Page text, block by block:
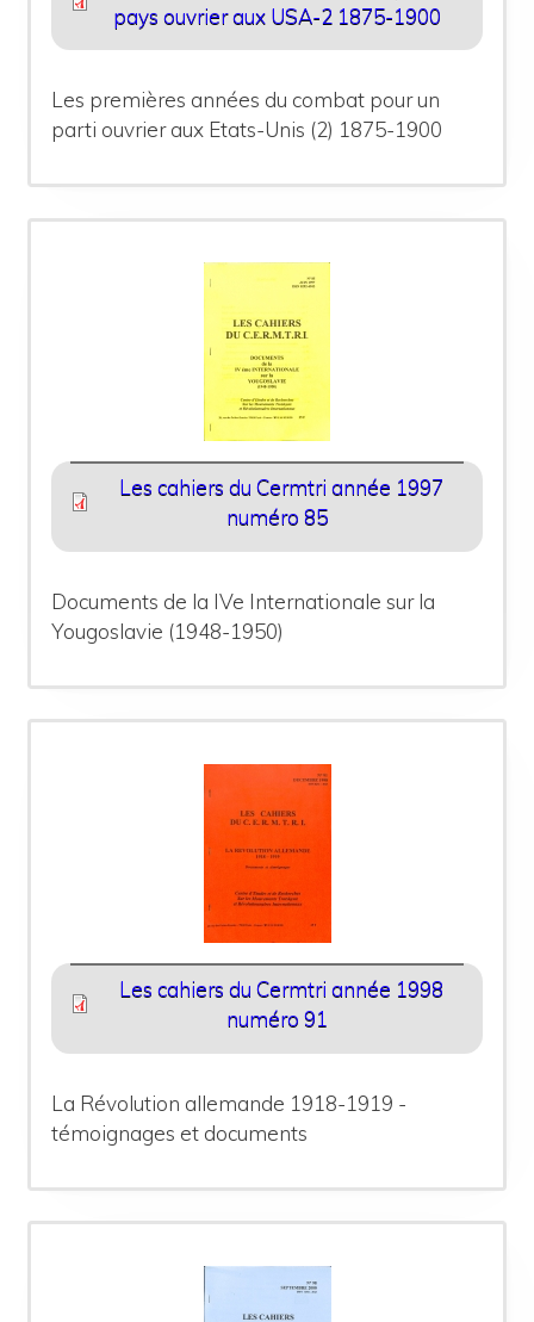
pays ouvrier aux USA-2 1875-1900
Les premières années du combat pour un
parti ouvrier aux Etats-Unis (2) 1875-1900
Les cahiers du Cermtri année 1997
numéro 85
Documents de la IVe Internationale sur la
Yougoslavie (1948-1950)
Les cahiers du Cermtri année 1998
numéro 91
La Révolution allemande 1918-1919 -
témoignages et documents